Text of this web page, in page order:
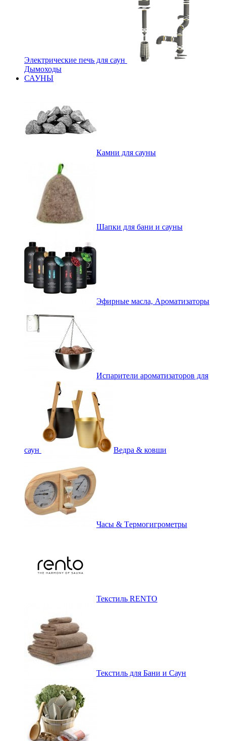
Электрические печь для саун
Дымоходы
САУНЫ
Камни для сауны
Шапки для бани и сауны
Эфирные масла, Ароматизаторы
Испарители ароматизаторов для
саун Ведра & ковши
Часы & Tермогигрометры
Текстиль RENTO
Текстиль для Бани и Саун